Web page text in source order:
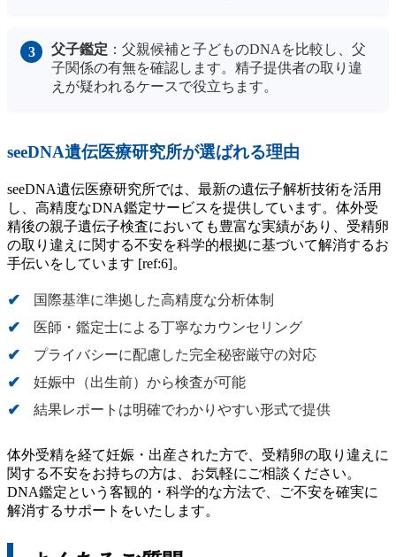
父子鑑定 ：父親候補と子どものDNAを比較し、父
子関係の有無を確認します。精子提供者の取り違
えが疑われるケースで役立ちます。
seeDNA遺伝医療研究所が選ばれる理由
seeDNA遺伝医療研究所では、最新の遺伝子解析技術を活用
し、高精度なDNA鑑定サービスを提供しています。体外受
精後の親子遺伝子検査においても豊富な実績があり、受精卵
の取り違えに関する不安を科学的根拠に基づいて解消するお
手伝いをしています [ref:6]。
国際基準に準拠した高精度な分析体制
医師・鑑定士による丁寧なカウンセリング
プライバシーに配慮した完全秘密厳守の対応
妊娠中（出生前）から検査が可能
結果レポートは明確でわかりやすい形式で提供
体外受精を経て妊娠・出産された方で、受精卵の取り違えに
関する不安をお持ちの方は、お気軽にご相談ください。
DNA鑑定という客観的・科学的な方法で、ご不安を確実に
解消するサポートをいたします。